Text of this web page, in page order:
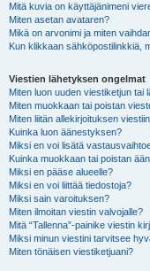
Mitä kuvia on käyttäjänimeni
Miten asetan avataren?
Mikä on arvonimi ja miten
Kun klikkaan sähköpostilinkkiä,
Viestien lähetyksen ongelmat
Miten luon uuden viestiketjun tai
Miten muokkaan tai poistan
Miten liitän allekirjoituksen
Kuinka luon äänestyksen?
Miksi en voi lisätä
Kuinka muokkaan tai poistan
Miksi en pääse alueelle?
Miksi en voi liittää tiedostoja?
Miksi sain varoituksen?
Miten ilmoitan viestin valvojalle?
Mitä “Tallenna”-painike viestin
Miksi minun viestini tarvitsee
Miten tönäisen viestiketjuani?